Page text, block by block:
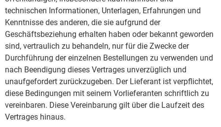
technischen Informationen, Unterlagen, Erfahrungen und
Kenntnisse des anderen, die sie aufgrund der
Geschäftsbeziehung erhalten haben oder bekannt geworden
sind, vertraulich zu behandeln, nur für die Zwecke der
Durchführung der einzelnen Bestellungen zu verwenden und
nach Beendigung dieses Vertrages unverzüglich und
unaufgefordert zurückzugeben. Der Lieferant ist verpflichtet,
diese Bedingungen mit seinem Vorlieferanten schriftlich zu
vereinbaren. Diese Vereinbarung gilt über die Laufzeit des
Vertrages hinaus.